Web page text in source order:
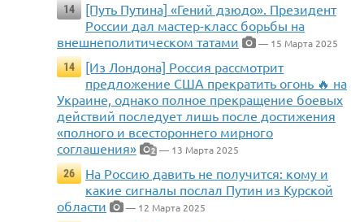
14
[Путь Путина] «Гений дзюдо». Президент
России дал мастер-класс борьбы на
внешнеполитическом татами
— 15 Марта 2025
14
[Из Лондона] Россия рассмотрит
предложение США прекратить огонь 🔥 на
Украине, однако полное прекращение боевых
действий последует лишь после достижения
«полного и всестороннего мирного
соглашения»
2 — 13 Марта 2025
26
На Россию давить не получится: кому и
какие сигналы послал Путин из Курской
области
— 12 Марта 2025